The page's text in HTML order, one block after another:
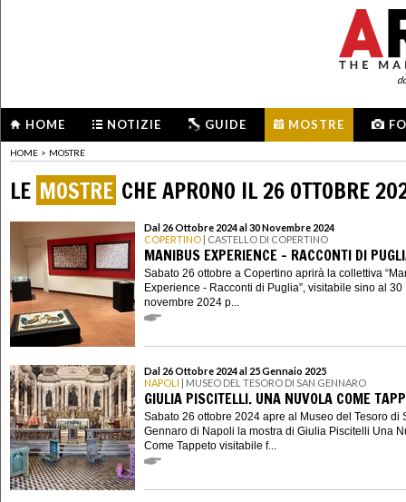
HOME NOTIZIE GUIDE MOSTRE
HOME > MOSTRE
LE MOSTRE CHE APRONO IL 26 OTTOBRE
Dal 26 Ottobre 2024 al 30 Novembre 2024
COPERTINO | CASTELLO DI COPERTINO
MANIBUS EXPERIENCE - RACCONTI DI
Sabato 26 ottobre a Copertino aprirà la collettiva
Experience - Racconti di Puglia”, visitabile sino al 30
novembre 2024 p...
Dal 26 Ottobre 2024 al 25 Gennaio 2025
NAPOLI | MUSEO DEL TESORO DI SAN GENNARO
GIULIA PISCITELLI. UNA NUVOLA COME
Sabato 26 ottobre 2024 apre al Museo del Tesoro di
Gennaro di Napoli la mostra di Giulia Piscitelli Una
Come Tappeto visitabile f...